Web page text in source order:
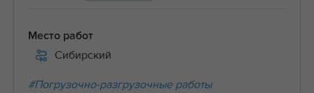
Место работ
Сибирский
#Погрузочно-разгрузочные работы